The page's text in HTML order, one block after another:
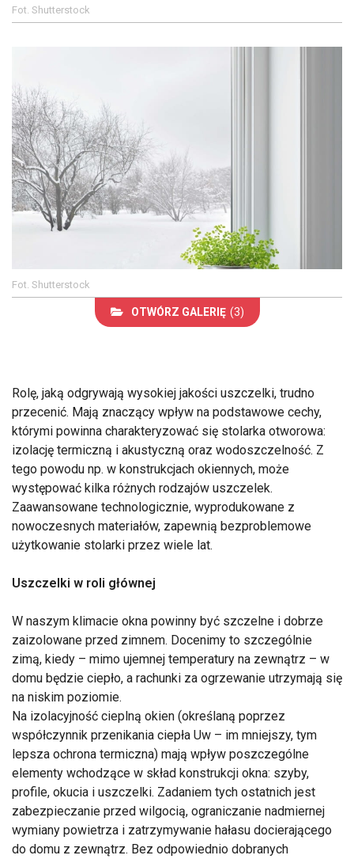
Fot. Shutterstock
Fot. Shutterstock
OTWÓRZ GALERIĘ (3)
Rolę, jaką odgrywają wysokiej jakości uszczelki, trudno
przecenić. Mają znaczący wpływ na podstawowe cechy,
którymi powinna charakteryzować się stolarka otworowa:
izolację termiczną i akustyczną oraz wodoszczelność. Z
tego powodu np. w konstrukcjach okiennych, może
występować kilka różnych rodzajów uszczelek.
Zaawansowane technologicznie, wyprodukowane z
nowoczesnych materiałów, zapewnią bezproblemowe
użytkowanie stolarki przez wiele lat.
Uszczelki w roli głównej
W naszym klimacie okna powinny być szczelne i dobrze
zaizolowane przed zimnem. Docenimy to szczególnie
zimą, kiedy – mimo ujemnej temperatury na zewnątrz – w
domu będzie ciepło, a rachunki za ogrzewanie utrzymają się
na niskim poziomie.
Na izolacyjność cieplną okien (określaną poprzez
współczynnik przenikania ciepła Uw – im mniejszy, tym
lepsza ochrona termiczna) mają wpływ poszczególne
elementy wchodzące w skład konstrukcji okna: szyby,
profile, okucia i uszczelki. Zadaniem tych ostatnich jest
zabezpieczanie przed wilgocią, ograniczanie nadmiernej
wymiany powietrza i zatrzymywanie hałasu docierającego
do domu z zewnątrz. Bez odpowiednio dobranych